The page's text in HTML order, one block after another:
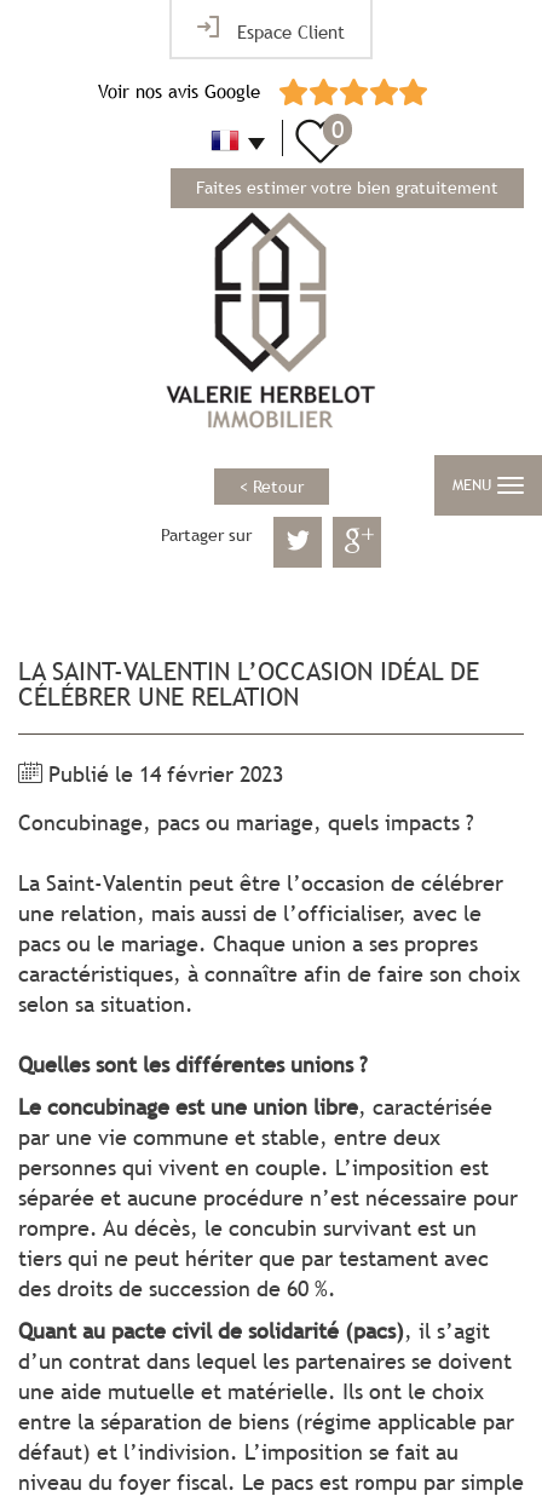
Espace Client
Voir nos avis Google
Faites estimer votre bien gratuitement
0
MENU
< Retour
Partager sur
LA SAINT-VALENTIN L’OCCASION IDÉAL DE
CÉLÉBRER UNE RELATION
Publié le 14 février 2023
Concubinage, pacs ou mariage, quels impacts ?
La Saint-Valentin peut être l’occasion de célébrer
une relation, mais aussi de l’officialiser, avec le
pacs ou le mariage. Chaque union a ses propres
caractéristiques, à connaître afin de faire son choix
selon sa situation.
Quelles sont les différentes unions ?
Le concubinage est une union libre, caractérisée
par une vie commune et stable, entre deux
personnes qui vivent en couple. L’imposition est
séparée et aucune procédure n’est nécessaire pour
rompre. Au décès, le concubin survivant est un
tiers qui ne peut hériter que par testament avec
des droits de succession de 60 %.
Quant au pacte civil de solidarité (pacs), il s’agit
d’un contrat dans lequel les partenaires se doivent
une aide mutuelle et matérielle. Ils ont le choix
entre la séparation de biens (régime applicable par
défaut) et l’indivision. L’imposition se fait au
niveau du foyer fiscal. Le pacs est rompu par simple